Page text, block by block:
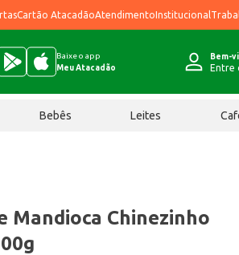
Cartão AtacadãoAtendimentoInstitucional
Baixe o app
Meu Atacadão
Bem-
Entre
Bebês Leites
Mandioca Chinezinho